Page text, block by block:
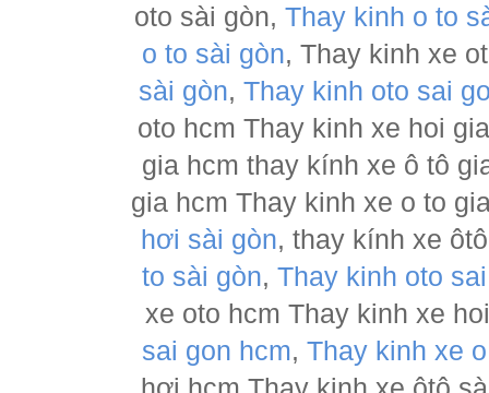
oto sài gòn, Thay kinh o to
o to sài gòn, Thay kinh xe
sài gòn, Thay kinh oto sai
oto hcm Thay kinh xe hoi
gia hcm thay kính xe ô tô
gia hcm Thay kinh xe o to
hơi sài gòn, thay kính xe
to sài gòn, Thay kinh oto
xe oto hcm Thay kinh xe
sai gon hcm,Thay kinh xe